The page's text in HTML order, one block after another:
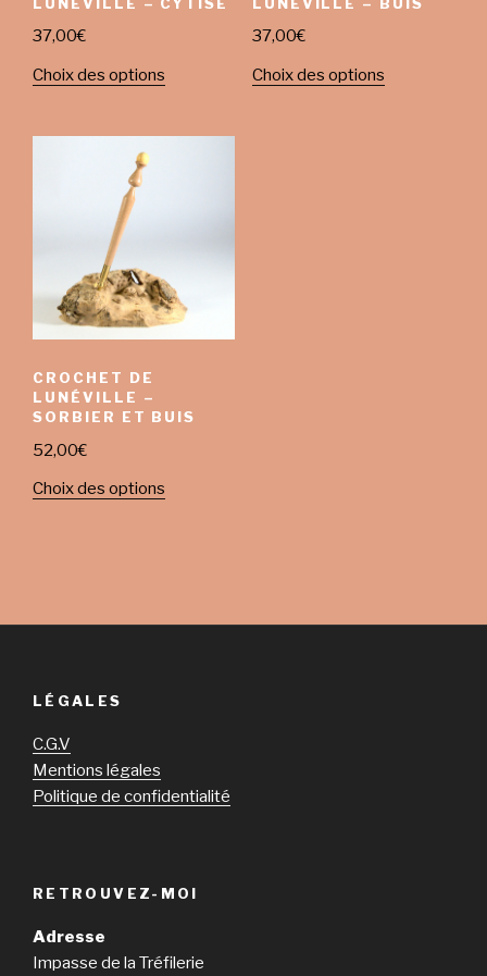
37,00€
Choix des options
37,00€
Choix des options
CROCHET DE
LUNÉVILLE –
SORBIER ET BUIS
52,00€
Choix des options
LÉGALES
C.G.V
Mentions légales
Politique de confidentialité
RETROUVEZ-MOI
Adresse
Impasse de la Tréfilerie